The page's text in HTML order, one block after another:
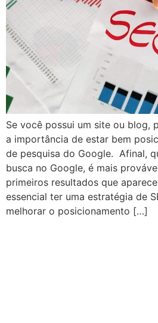
Se você possui um site ou blog,
a importância de estar bem
de pesquisa do Google. Afinal,
busca no Google, é mais
primeiros resultados que
essencial ter uma estratégia de
melhorar o posicionamento […]